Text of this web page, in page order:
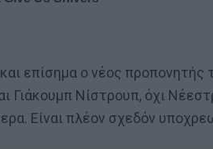
επίσημα ο νέος
Γιάκουμπ Νίστρουπ, όχι
Είναι πλέον σχεδόν